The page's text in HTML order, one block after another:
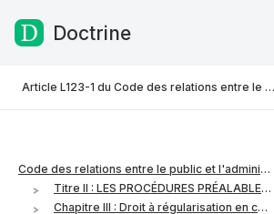
Passer au contenu
Doctrine
Article L123-1 du Code des relations entre le public et l'administration
Code des relations entre le public et l'administration
Titre II : LES PROCÉDURES PRÉALABLES A L'INTERVENTION DE CERTAINES DÉCISIONS
Chapitre III : Droit à régularisation en cas d'erreur